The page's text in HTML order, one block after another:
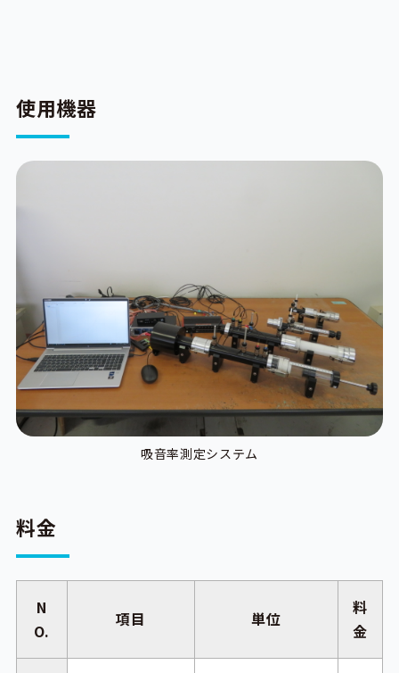
使用機器
吸音率測定システム
料金
N
O.
項目 単位
料
金